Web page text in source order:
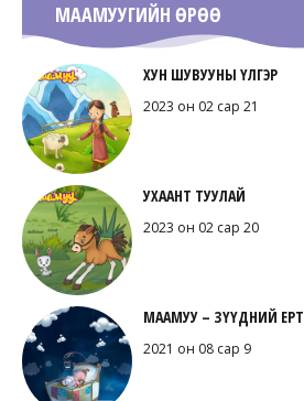
МААМУУГИЙН ӨРӨӨ
ХУН ШУВУУНЫ ҮЛГЭР
2023 он 02 сар 21
УХААНТ ТУУЛАЙ
2023 он 02 сар 20
МААМУУ – ЗҮҮДНИЙ
2021 он 08 сар 9